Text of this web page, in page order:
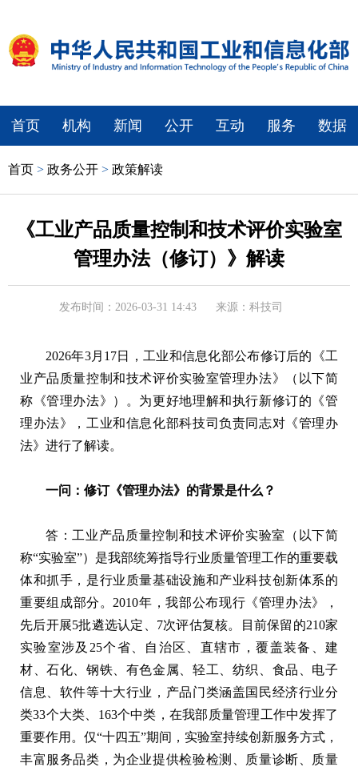
首页 机构 新闻 公开 互动 服务 数据
首页 > 政务公开 > 政策解读
《工业产品质量控制和技术评价实验室
管理办法（修订）》解读
发布时间：2026-03-31 14:43 来源：科技司
2026年3月17日，工业和信息化部公布修订后的《工
业产品质量控制和技术评价实验室管理办法》（以下简
称《管理办法》）。为更好地理解和执行新修订的《管
理办法》，工业和信息化部科技司负责同志对《管理办
法》进行了解读。
一问：修订《管理办法》的背景是什么？
答：工业产品质量控制和技术评价实验室（以下简
称“实验室”）是我部统筹指导行业质量管理工作的重要载
体和抓手，是行业质量基础设施和产业科技创新体系的
重要组成部分。2010年，我部公布现行《管理办法》，
先后开展5批遴选认定、7次评估复核。目前保留的210家
实验室涉及25个省、自治区、直辖市，覆盖装备、建
材、石化、钢铁、有色金属、轻工、纺织、食品、电子
信息、软件等十大行业，产品门类涵盖国民经济行业分
类33个大类、163个中类，在我部质量管理工作中发挥了
重要作用。仅“十四五”期间，实验室持续创新服务方式，
丰富服务品类，为企业提供检验检测、质量诊断、质量